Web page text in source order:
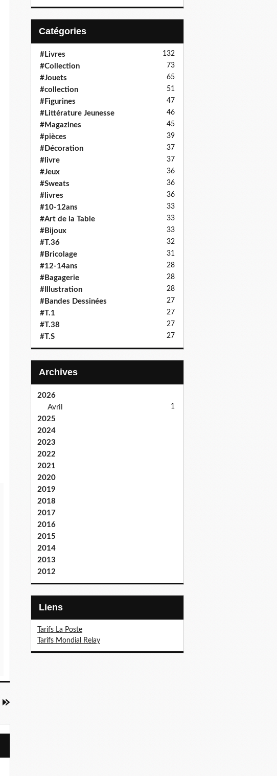
Catégories
#Livres 132
#Collection 73
#Jouets 65
#collection 51
#Figurines 47
#Littérature Jeunesse 46
#Magazines 45
#pièces 39
#Décoration 37
#livre 37
#Jeux 36
#Sweats 36
#livres 36
#10-12ans 33
#Art de la Table 33
#Bijoux 33
#T.36 32
#Bricolage 31
#12-14ans 28
#Bagagerie 28
#Illustration 28
#Bandes Dessinées 27
#T.1 27
#T.38 27
#T.S 27
Archives
2026
Avril
1
2025
2024
2023
2022
2021
2020
2019
2018
2017
2016
2015
2014
2013
2012
Liens
Tarifs La Poste
Tarifs Mondial Relay